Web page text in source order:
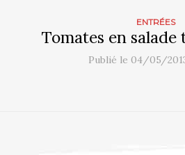
ENTRÉES
Tomates en salade
Publié le 04/05/